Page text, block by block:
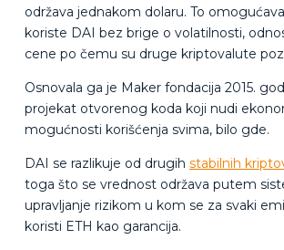
održava jednakom dolaru. To
koriste DAI bez brige o volatilnosti,
cene po čemu su druge kriptovalute
Osnovala ga je Maker fondacija 2015.
projekat otvorenog koda koji nudi
mogućnosti korišćenja svima, bilo gde.
DAI se razlikuje od drugih stabilnih
toga što se vrednost održava putem
upravljanje rizikom u kom se za svaki
koristi ETH kao garancija.